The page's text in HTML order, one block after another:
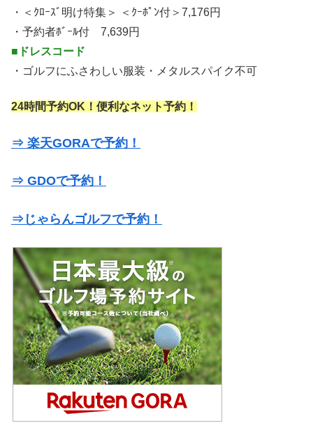
・＜ｸﾛｰｽﾞ明け特集＞ ＜ｸｰﾎﾟﾝ付＞7,176円
・予約者ﾎﾞｰﾙ付 7,639円
■ドレスコード
・ゴルフにふさわしい服装・メタルスパイク不可
24時間予約OK！便利なネット予約！
⇒ 楽天GORAで予約！
⇒ GDOで予約！
⇒じゃらんゴルフで予約！